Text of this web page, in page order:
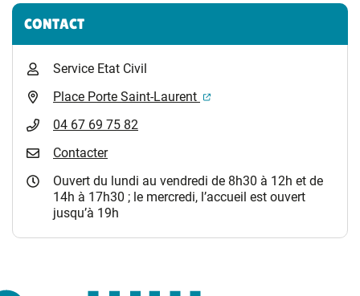
Informations complémentaires
CONTACT
Service Etat Civil
Place Porte Saint-Laurent
(ouverture dans un
04 67 69 75 82
Contacter
Ouvert du lundi au vendredi de 8h30 à 12h et de
14h à 17h30 ; le mercredi, l’accueil est ouvert
jusqu’à 19h